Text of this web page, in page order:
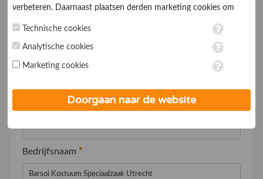
Klantervaringen Online maakt het mogelijk om de
waardering die klanten uitspreken over uw bedrijf
openbaar te maken en te delen met bestaande en
potentiële nieuwe klanten.
Bedrijfsnaam *
verbeteren. Daarnaast plaatsen derden marketing cookies om
marketing cookies worden persoonsgegevens verwerkt. Je geeft
toestemming voor deze verwerking wanneer je hieronder een
op ieder moment aanpassen in de
. Lees voor meer
Technische cookies
Analytische cookies
Marketing cookies
Doorgaan naar de website